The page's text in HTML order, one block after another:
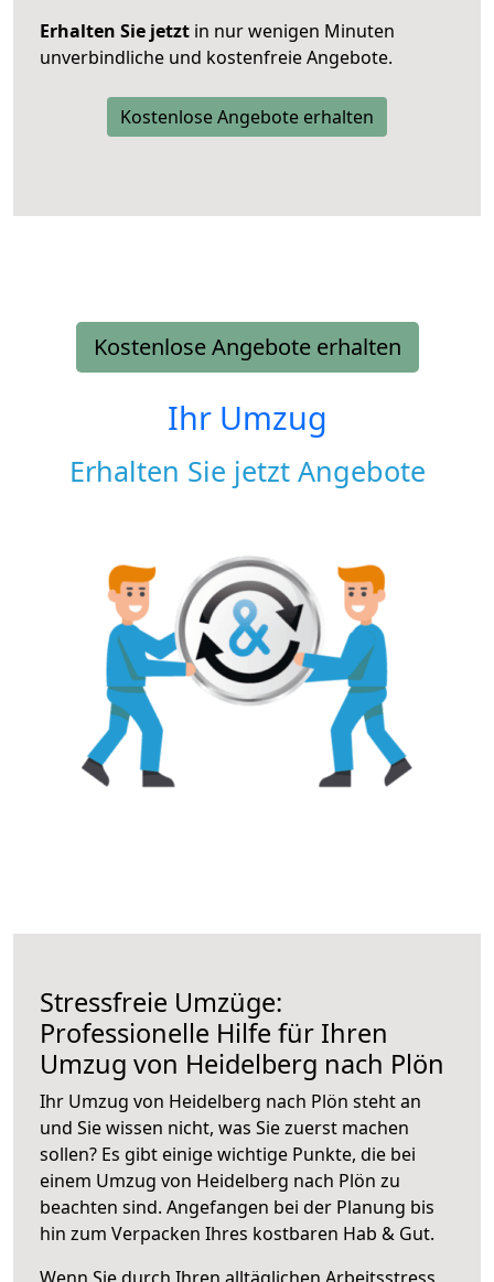
Erhalten Sie jetzt in nur wenigen Minuten
unverbindliche und kostenfreie Angebote.
Kostenlose Angebote erhalten
Kostenlose Angebote erhalten
Ihr Umzug
Erhalten Sie jetzt Angebote
Stressfreie Umzüge:
Professionelle Hilfe für Ihren
Umzug von Heidelberg nach Plön
Ihr Umzug von Heidelberg nach Plön steht an
und Sie wissen nicht, was Sie zuerst machen
sollen? Es gibt einige wichtige Punkte, die bei
einem Umzug von Heidelberg nach Plön zu
beachten sind. Angefangen bei der Planung bis
hin zum Verpacken Ihres kostbaren Hab & Gut.